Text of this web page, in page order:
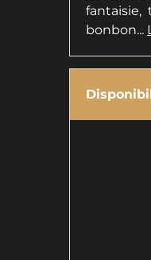
fantaisie,
bonbon...